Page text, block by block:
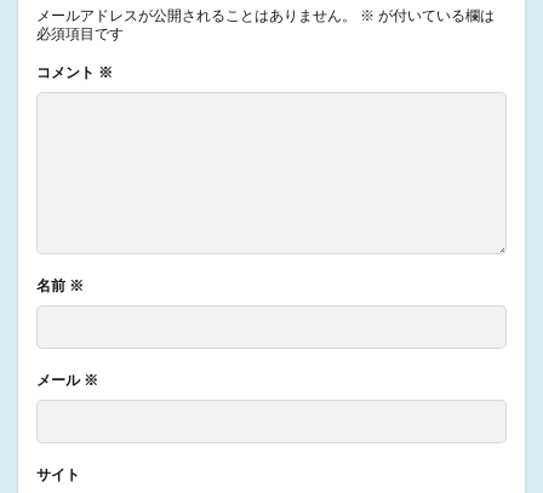
メールアドレスが公開されることはありません。 ※ が付いている欄は
必須項目です
コメント ※
名前 ※
メール ※
サイト